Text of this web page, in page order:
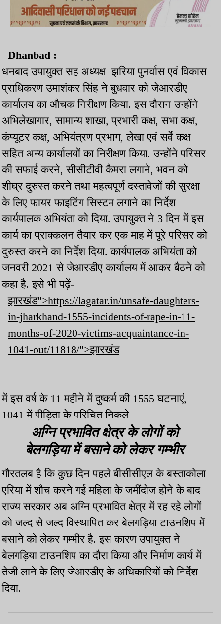
Dhanbad :
धनबाद उपायुक्त सह अध्यक्ष झरिया पुनर्वास एवं विकास
प्राधिकरण उमाशंकर सिंह ने बुधवार को जेआरडीए
कार्यालय का औचक निरीक्षण किया. इस दौरान उन्होंने
अभिलेखागार, सामान्य शाखा, प्रभारी कक्ष, सभा कक्ष,
कंप्यूटर कक्ष, अभियंत्रण प्रभाग, लेखा एवं सर्वे कक्ष
सहित अन्य कार्यालयों का निरीक्षण किया. उन्होंने परिसर
की सफाई करने, सीसीटीवी कैमरा लगाने, भवन को
शीघ्र दुरुस्त करने तथा महत्वपूर्ण दस्तावेजों की सुरक्षा
के लिए फायर फाइटिंग सिस्टम लगाने का निर्देश
कार्यपालक अभियंता को दिया. उपायुक्त ने 3 दिन में इस
कार्य का प्राक्कलन तैयार कर एक माह में पूरे परिसर को
दुरुस्त करने का निर्देश दिया. कार्यपालक अभियंता को
जनवरी 2021 से जेआरडीए कार्यालय में आकर बैठने को
कहा है. इसे भी पढ़ें-
झारखंड">https://lagatar.in/unsafe-daughters-
in-jharkhand-1555-incidents-of-rape-in-11-
months-of-2020-victims-acquaintance-in-
1041-out/11818/">झारखंड
में इस वर्ष के 11 महीने में दुष्कर्म की 1555 घटनाएं,
1041 में पीड़िता के परिचित निकले
अग्नि प्रभावित क्षेत्र के लोगों को
बेलगड़िया में बसाने को लेकर गम्भीर
गौरतलब है कि कुछ दिन पहले बीसीसीएल के बस्ताकोला
एरिया में शौच करने गई महिला के जमींदोज होने के बाद
राज्य सरकार अब अग्नि प्रभावित क्षेत्र में रह रहे लोगों
को जल्द से जल्द विस्थापित कर बेलगड़िया टाउनशिप में
बसाने को लेकर गम्भीर है. इस कारण उपायुक्त ने
बेलगड़िया टाउनशिप का दौरा किया और निर्माण कार्य में
तेजी लाने के लिए जेआरडीए के अधिकारियों को निर्देश
दिया.